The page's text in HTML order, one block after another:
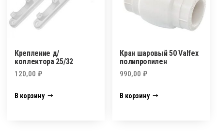
Крепление д/
коллектора 25/32
120,00 ₽
В корзину
Кран шаровый 50 Valfex
полипропилен
990,00₽
В корзину